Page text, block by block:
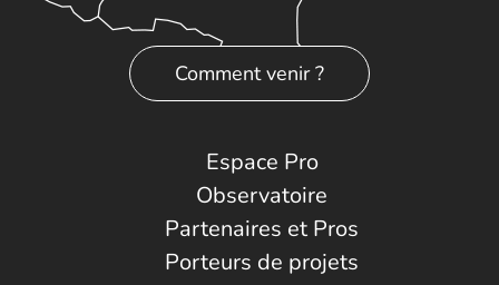
Comment venir ?
Espace Pro
Observatoire
Partenaires et Pros
Porteurs de projets